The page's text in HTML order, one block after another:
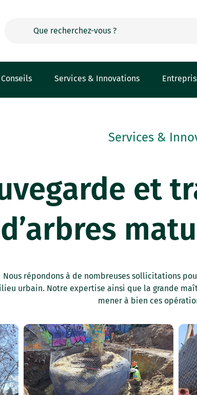
Conseils Services & Innovations
Services &
et
d’arbres
Nous répondons à de nombreuses sollicitations
urbain. Notre expertise ainsi que la grande
mener à bien ces